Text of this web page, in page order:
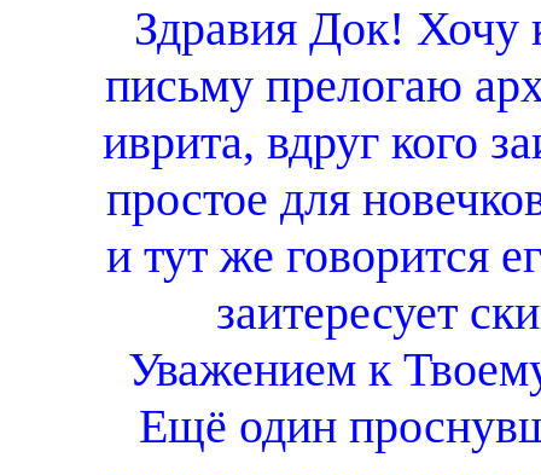
Здравия Док! Хочу
письму прелогаю
иврита, вдруг кого
простое для
и тут же говорится
заитересует
Уважением к
Ещё один